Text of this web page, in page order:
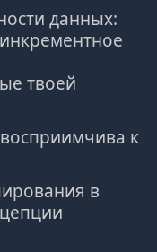
данных:
твоей
к
в